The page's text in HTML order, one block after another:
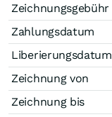
Zeichnungsgebühr
Zahlungsdatum
Liberierungsdatum
Zeichnung von
Zeichnung bis